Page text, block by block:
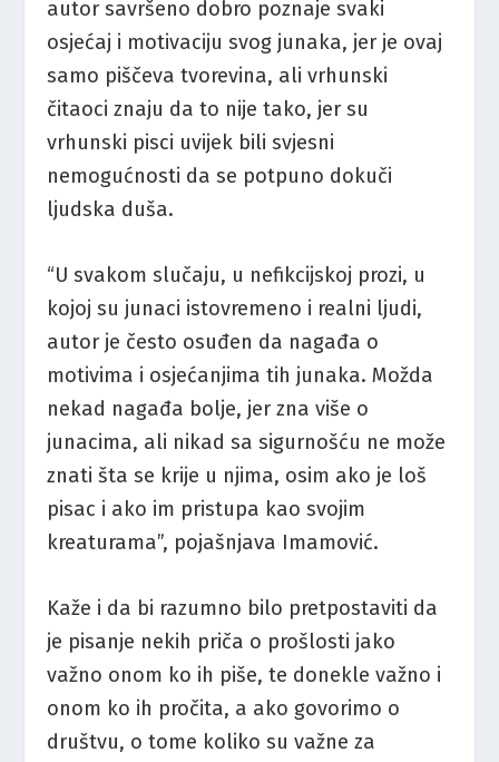
autor savršeno dobro poznaje svaki
osjećaj i motivaciju svog junaka, jer je ovaj
samo piščeva tvorevina, ali vrhunski
čitaoci znaju da to nije tako, jer su
vrhunski pisci uvijek bili svjesni
nemogućnosti da se potpuno dokuči
ljudska duša.
“U svakom slučaju, u nefikcijskoj prozi, u
kojoj su junaci istovremeno i realni ljudi,
autor je često osuđen da nagađa o
motivima i osjećanjima tih junaka. Možda
nekad nagađa bolje, jer zna više o
junacima, ali nikad sa sigurnošću ne može
znati šta se krije u njima, osim ako je loš
pisac i ako im pristupa kao svojim
kreaturama”, pojašnjava Imamović.
Kaže i da bi razumno bilo pretpostaviti da
je pisanje nekih priča o prošlosti jako
važno onom ko ih piše, te donekle važno i
onom ko ih pročita, a ako govorimo o
društvu, o tome koliko su važne za